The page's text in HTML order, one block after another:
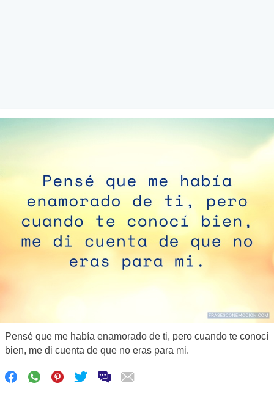
Pensé que me había enamorado de ti, pero cuando te conocí
bien, me di cuenta de que no eras para mi.